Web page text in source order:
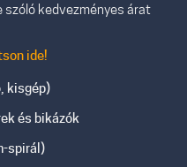
szóló kedvezményes árat
ide!
kisgép)
és bikázók
spirál)